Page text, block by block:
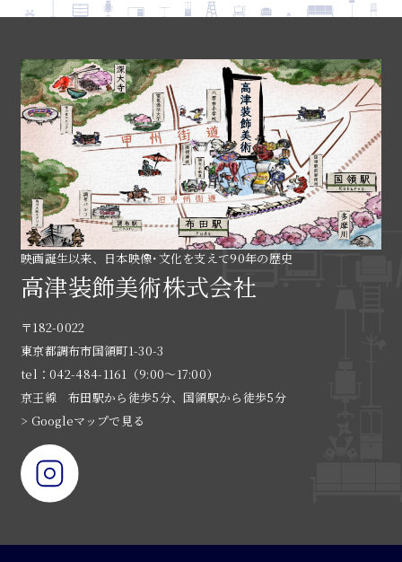
映画誕生以来、日本映像･文化を支えて90年の歴史
高津装飾美術株式会社
〒182-0022
東京都調布市国領町1-30-3
tel：042-484-1161（9:00〜17:00）
京王線 布田駅から徒歩5分、国領駅から徒歩5分
> Googleマップで見る